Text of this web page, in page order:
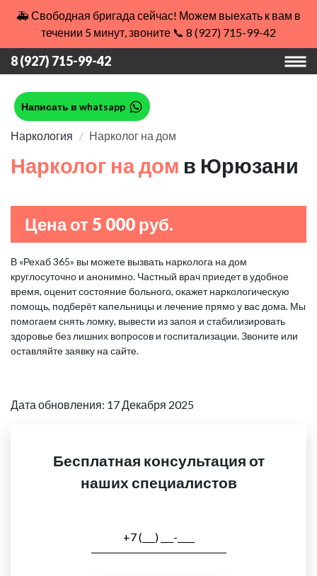
🚑 Свободная бригада сейчас! Можем выехать к вам в
течении 5 минут, звоните 📞 8 (927) 715-99-42
8 (927) 715-99-42
Написать в whatsapp
Наркология Нарколог на дом
Нарколог на дом в Юрюзани
Цена от 5 000 руб.
В «Рехаб 365» вы можете вызвать нарколога на дом
круглосуточно и анонимно. Частный врач приедет в удобное
время, оценит состояние больного, окажет наркологическую
помощь, подберёт капельницы и лечение прямо у вас дома. Мы
помогаем снять ломку, вывести из запоя и стабилизировать
здоровье без лишних вопросов и госпитализации. Звоните или
оставляйте заявку на сайте.
Дата обновления: 17 Декабря 2025
Бесплатная консультация от
наших специалистов